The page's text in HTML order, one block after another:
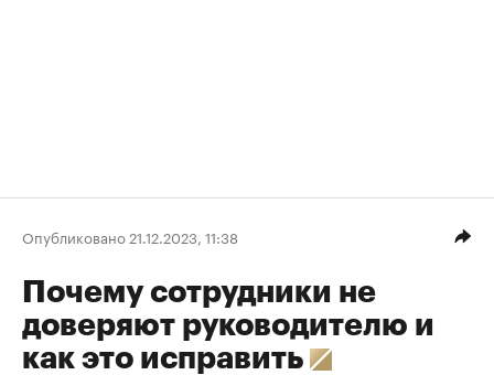
Опубликовано 21.12.2023, 11:38
Почему сотрудники не
доверяют руководителю и
как это исправить